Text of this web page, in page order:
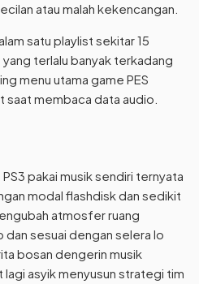
atau malah kekencangan.
satu playlist sekitar 15
yang terlalu banyak terkadang
menu utama game PES
membaca data audio.
PS3 pakai musik sendiri ternyata
modal flashdisk dan sedikit
atmosfer ruang
dan sesuai dengan selera lo
bosan dengerin musik
asyik menyusun strategi tim